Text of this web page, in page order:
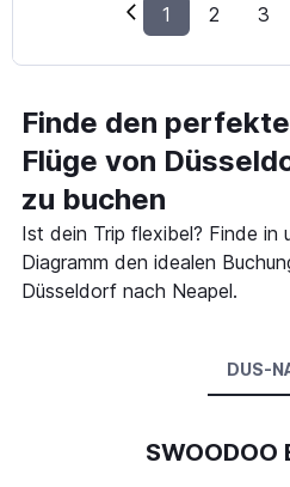
1 2 3
Finde den
Flüge von
zu buchen
Ist dein Trip flexibel? Finde in
Diagramm den idealen
Düsseldorf nach Neapel.
DUS-
SWOODOO